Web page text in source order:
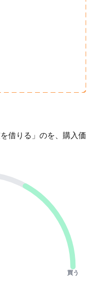
借りる」のを、購入価
買う